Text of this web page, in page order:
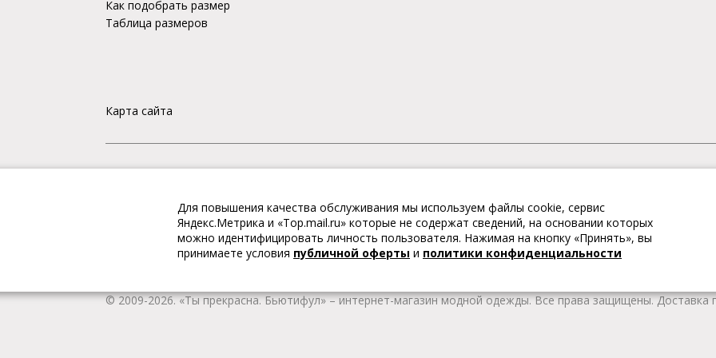
Как подобрать размер
Таблица размеров
Карта сайта
Интернет магазин «Ты прекрасна. Бьютифул» – это коллекции модной женской, мужской, детской одежды и
одежду и обувь, Вы гарантированно получаете качественные товары из Европы по привлекательным
качественную и стильную одежду европейских брендов. В каталоге представлена модная одежда различных
наличии всегда имеется широкий ассортимент удобной женской и мужской обуви на любой сезон. Весь
© 2009-2026. «Ты прекрасна. Бьютифул» – интернет-магазин модной одежды. Все права защищены. Доставка
Для повышения качества обслуживания мы используем файлы cookie, сервис
Яндекс.Метрика и «Top.mail.ru» которые не содержат сведений, на основании которых
можно идентифицировать личность пользователя. Нажимая на кнопку «Принять», вы
принимаете условия публичной оферты и политики конфиденциальности